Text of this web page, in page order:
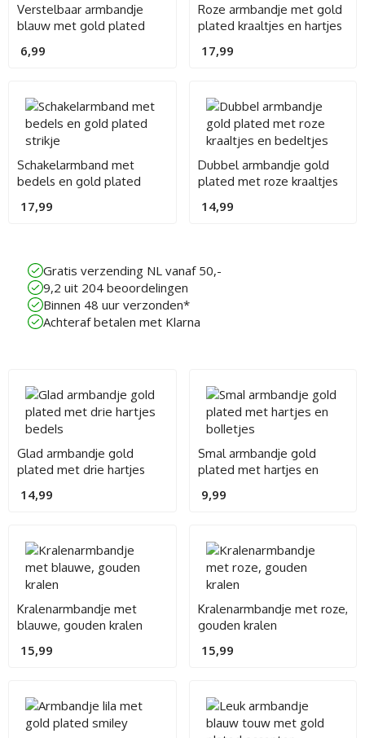
Verstelbaar armbandje
blauw met gold plated
6,99
Roze armbandje met gold
plated kraaltjes en hartjes
17,99
Schakelarmband met
bedels en gold plated
17,99
Dubbel armbandje gold
plated met roze kraaltjes
14,99
Gratis verzending NL vanaf 50,-
9,2 uit 204 beoordelingen
Binnen 48 uur verzonden*
Achteraf betalen met Klarna
Glad armbandje gold
plated met drie hartjes
14,99
Smal armbandje gold
plated met hartjes en
9,99
Kralenarmbandje met
blauwe, gouden kralen
15,99
Kralenarmbandje met roze,
gouden kralen
15,99